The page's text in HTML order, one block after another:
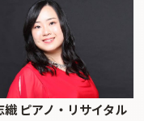
織 ピアノ・リサイタル